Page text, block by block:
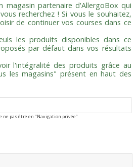
magasin partenaire d'AllergoBox qui
recherchez ! Si vous le souhaitez,
de continuer vos courses dans ce
les produits disponibles dans ce
par défaut dans vos résultats
l'intégralité des produits grâce au
les magasins" présent en haut des
ne pas être en "Navigation privée"